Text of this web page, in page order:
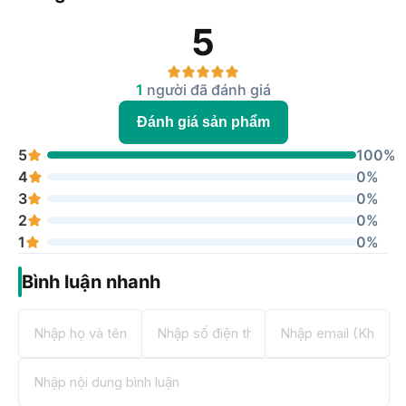
5
1 người đã đánh giá
Đánh giá sản phẩm
5
100%
4
0%
3
0%
2
0%
1
0%
Bình luận nhanh